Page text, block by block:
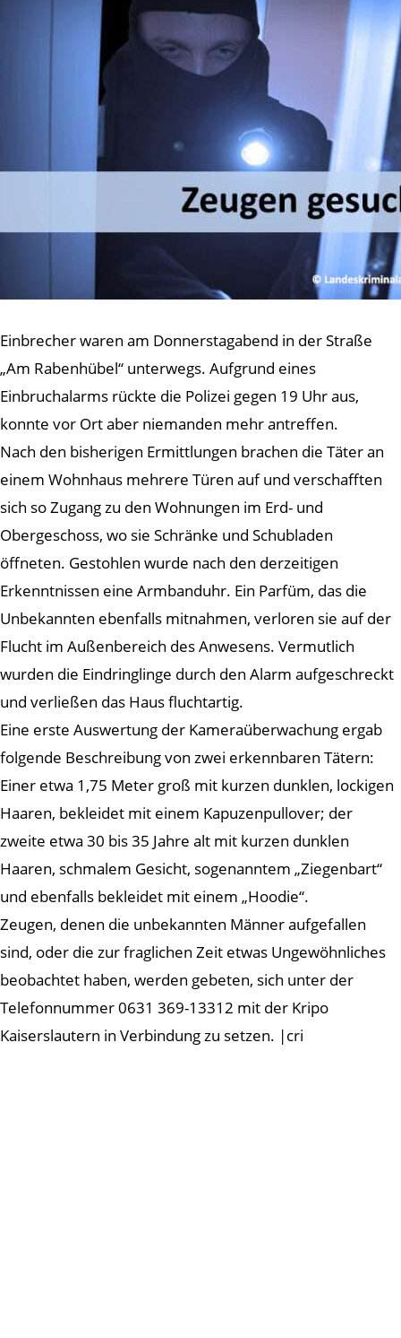
Einbrecher waren am Donnerstagabend in der Straße
„Am Rabenhübel“ unterwegs. Aufgrund eines
Einbruchalarms rückte die Polizei gegen 19 Uhr aus,
konnte vor Ort aber niemanden mehr antreffen.
Nach den bisherigen Ermittlungen brachen die Täter an
einem Wohnhaus mehrere Türen auf und verschafften
sich so Zugang zu den Wohnungen im Erd- und
Obergeschoss, wo sie Schränke und Schubladen
öffneten. Gestohlen wurde nach den derzeitigen
Erkenntnissen eine Armbanduhr. Ein Parfüm, das die
Unbekannten ebenfalls mitnahmen, verloren sie auf der
Flucht im Außenbereich des Anwesens. Vermutlich
wurden die Eindringlinge durch den Alarm aufgeschreckt
und verließen das Haus fluchtartig.
Eine erste Auswertung der Kameraüberwachung ergab
folgende Beschreibung von zwei erkennbaren Tätern:
Einer etwa 1,75 Meter groß mit kurzen dunklen, lockigen
Haaren, bekleidet mit einem Kapuzenpullover; der
zweite etwa 30 bis 35 Jahre alt mit kurzen dunklen
Haaren, schmalem Gesicht, sogenanntem „Ziegenbart“
und ebenfalls bekleidet mit einem „Hoodie“.
Zeugen, denen die unbekannten Männer aufgefallen
sind, oder die zur fraglichen Zeit etwas Ungewöhnliches
beobachtet haben, werden gebeten, sich unter der
Telefonnummer 0631 369-13312 mit der Kripo
Kaiserslautern in Verbindung zu setzen. |cri